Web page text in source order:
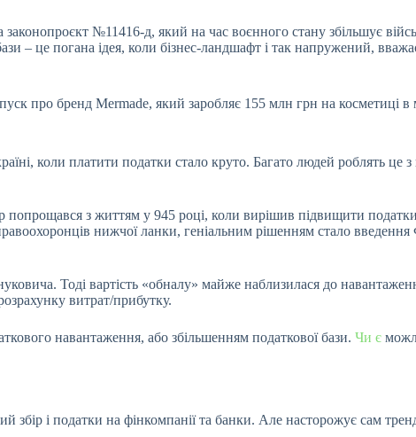
№11416-д, який на час воєнного стану збільшує
– це погана ідея, коли бізнес-ландшафт і так напружений,
про бренд Mermade, який заробляє 155 млн грн на косметиці
коли платити податки стало круто. Багато людей роблять це з
попрощався з життям у 945 році, коли вирішив підвищити
нижчої ланки, геніальним рішенням стало
Тоді вартість «обналу» майже наблизилася до
витрат/прибутку.
навантаження, або збільшенням податкової бази. Чи є
збір і податки на фінкомпанії та банки. Але насторожує сам